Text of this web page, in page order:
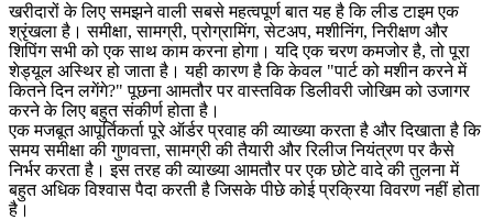
खरीदारों के लिए समझने वाली सबसे महत्वपूर्ण बात यह है कि लीड टाइम एक
श्रृंखला है। समीक्षा, सामग्री, प्रोग्रामिंग, सेटअप, मशीनिंग, निरीक्षण और
शिपिंग सभी को एक साथ काम करना होगा। यदि एक चरण कमजोर है, तो पूरा
शेड्यूल अस्थिर हो जाता है। यही कारण है कि केवल "पार्ट को मशीन करने में
कितने दिन लगेंगे?" पूछना आमतौर पर वास्तविक डिलीवरी जोखिम को उजागर
करने के लिए बहुत संकीर्ण होता है।
एक मजबूत आपूर्तिकर्ता पूरे ऑर्डर प्रवाह की व्याख्या करता है और दिखाता है कि
समय समीक्षा की गुणवत्ता, सामग्री की तैयारी और रिलीज नियंत्रण पर कैसे
निर्भर करता है। इस तरह की व्याख्या आमतौर पर एक छोटे वादे की तुलना में
बहुत अधिक विश्वास पैदा करती है जिसके पीछे कोई प्रक्रिया विवरण नहीं होता
है।